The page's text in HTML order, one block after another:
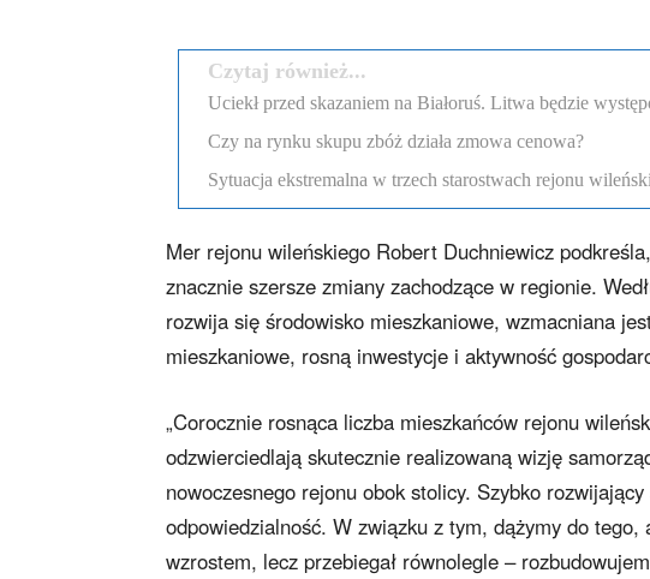
Czytaj również...
Uciekł przed skazaniem na Białoruś. Litwa będzie
Czy na rynku skupu zbóż działa zmowa cenowa?
Sytuacja ekstremalna w trzech starostwach rejonu
Mer rejonu wileńskiego Robert Duchniewicz
znacznie szersze zmiany zachodzące w regionie.
rozwija się środowisko mieszkaniowe, wzmacniana
mieszkaniowe, rosną inwestycje i aktywność
„Corocznie rosnąca liczba mieszkańców rejonu
odzwierciedlają skutecznie realizowaną wizję
nowoczesnego rejonu obok stolicy. Szybko
odpowiedzialność. W związku z tym, dążymy do
wzrostem, lecz przebiegał równolegle –